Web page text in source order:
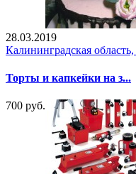
28.03.2019
Калининградская
Торты и капкейки на з...
700 руб.